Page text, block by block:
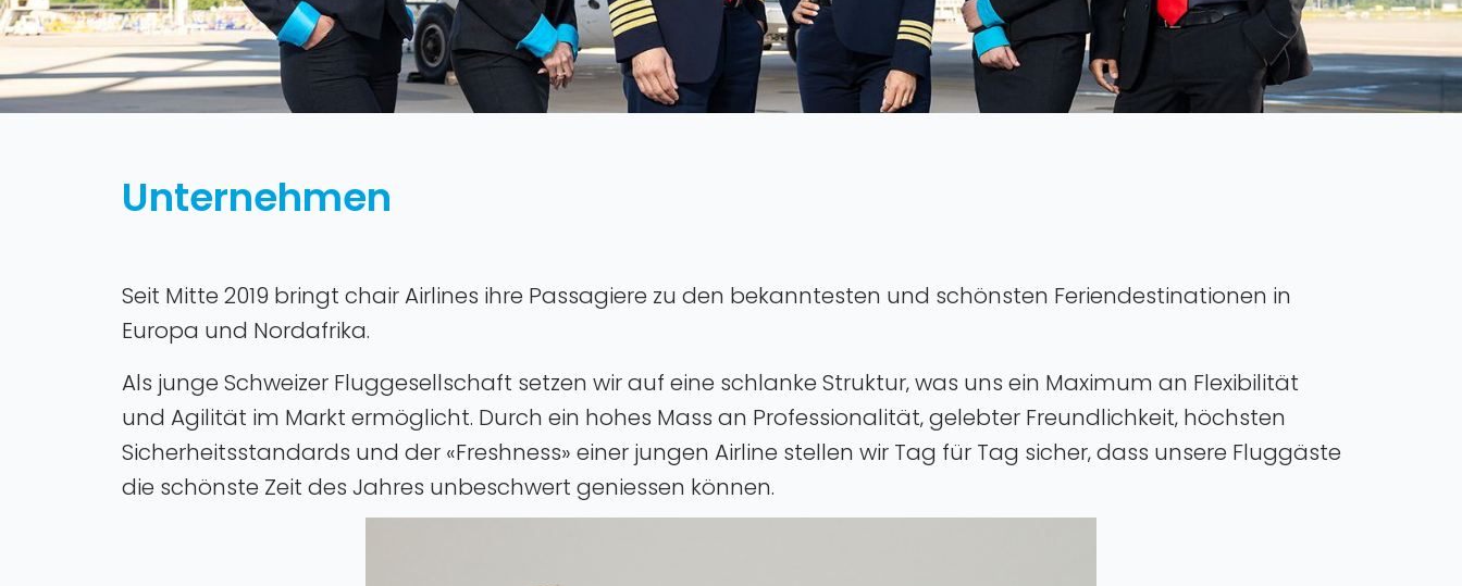
Unternehmen
Seit Mitte 2019 bringt chair Airlines ihre Passagiere zu den bekanntesten und schönsten Feriendestinationen in
Europa und Nordafrika.
Als junge Schweizer Fluggesellschaft setzen wir auf eine schlanke Struktur‚ was uns ein Maximum an Flexibilität
und Agilität im Markt ermöglicht. Durch ein hohes Mass an Professionalität‚ gelebter Freundlichkeit‚ höchsten
Sicherheitsstandards und der «Freshness» einer jungen Airline stellen wir Tag für Tag sicher‚ dass unsere Fluggäste
die schönste Zeit des Jahres unbeschwert geniessen können.